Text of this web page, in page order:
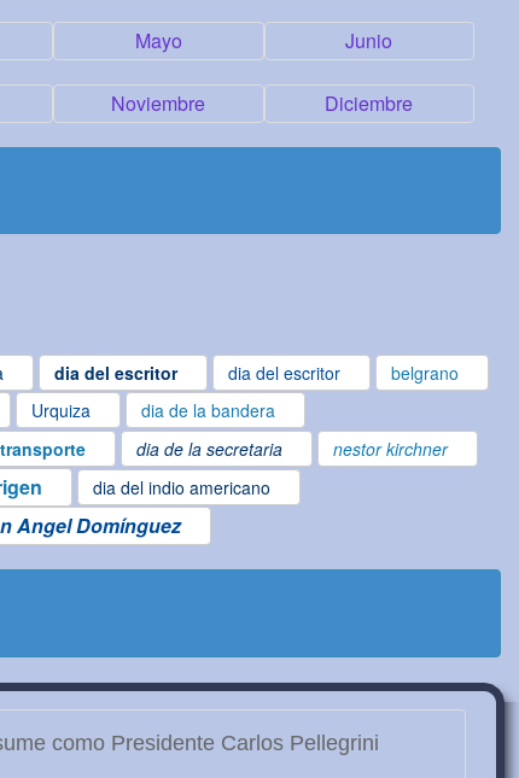
Mayo Junio
Noviembre Diciembre
dia del escritor dia del escritor
belgrano
Urquiza
dia de la bandera
dia de la secretaria nestor kirchner
dia del indio americano
Angel Domínguez
como Presidente Carlos Pellegrini